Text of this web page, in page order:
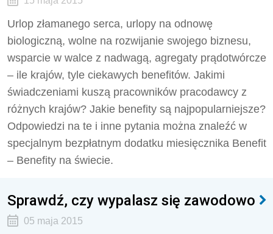
Urlop złamanego serca, urlopy na odnowę
biologiczną, wolne na rozwijanie swojego biznesu,
wsparcie w walce z nadwagą, agregaty prądotwórcze
– ile krajów, tyle ciekawych benefitów. Jakimi
świadczeniami kuszą pracowników pracodawcy z
różnych krajów? Jakie benefity są najpopularniejsze?
Odpowiedzi na te i inne pytania można znaleźć w
specjalnym bezpłatnym dodatku miesięcznika Benefit
– Benefity na świecie.
Sprawdź, czy wypalasz się zawodowo
05 maja 2015